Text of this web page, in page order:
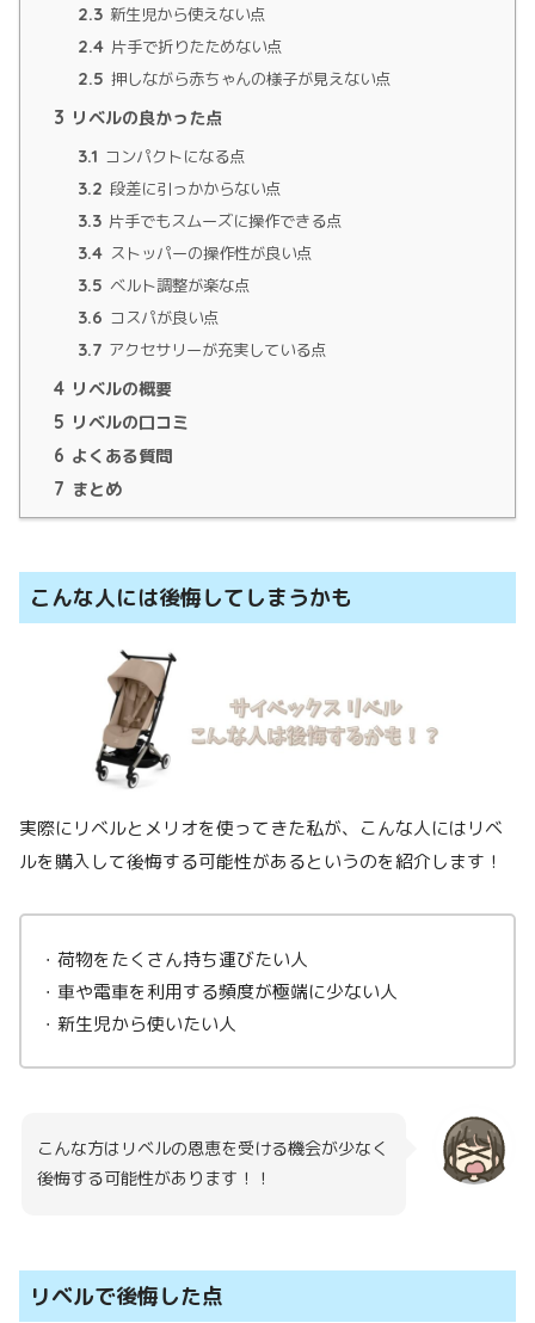
2.3 新生児から使えない点
2.4 片手で折りたためない点
2.5 押しながら赤ちゃんの様子が見えない点
3 リベルの良かった点
3.1 コンパクトになる点
3.2 段差に引っかからない点
3.3 片手でもスムーズに操作できる点
3.4 ストッパーの操作性が良い点
3.5 ベルト調整が楽な点
3.6 コスパが良い点
3.7 アクセサリーが充実している点
4 リベルの概要
5 リベルの口コミ
6 よくある質問
7 まとめ
こんな人には後悔してしまうかも
実際にリベルとメリオを使ってきた私が、こんな人にはリベ
ルを購入して後悔する可能性があるというのを紹介します！
・荷物をたくさん持ち運びたい人
・車や電車を利用する頻度が極端に少ない人
・新生児から使いたい人
こんな方はリベルの恩恵を受ける機会が少なく
後悔する可能性があります！！
リベルで後悔した点